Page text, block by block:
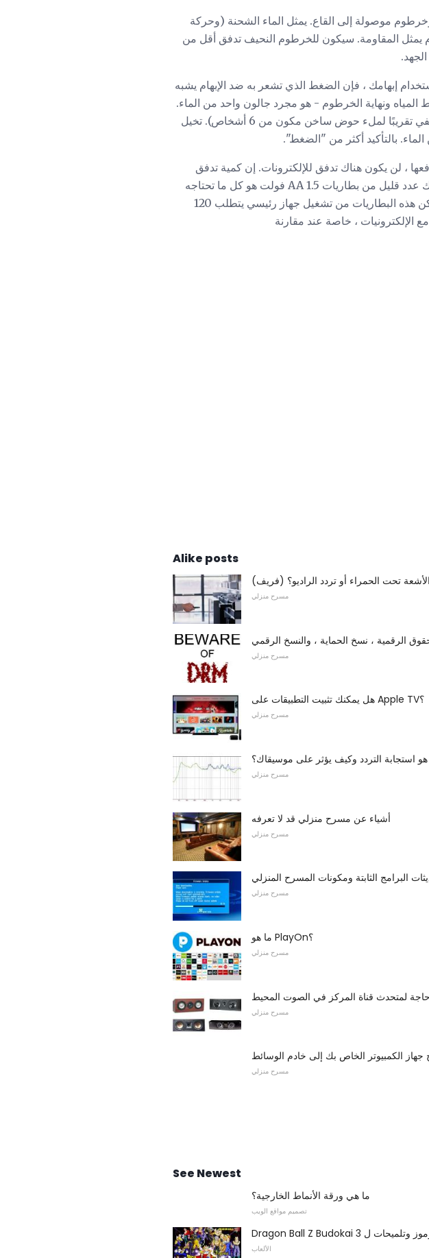
موصولة إلى القاع. يمثل الماء الشحنة (وحركة
يمثل المقاومة. سيكون للخرطوم النحيف تدفق أقل من
إبهامك ، فإن الضغط الذي تشعر به ضد الإبهام يشبه
ونهاية الخرطوم - هو مجرد جالون واحد من الماء.
الآن لنفترض أنك وجدت دلوًا كبيرًا بما يكفي ليملأ 450 جالونًا من الماء (يكفي تقريبًا لملء حوض ساخن مكون من 6 أشخاص). تخيل
بالتأكيد أكثر من "الضغط".
، لن يكون هناك تدفق للإلكترونات. إن كمية تدفق
الإلكترون الناتجة عن الجهد مهمة بالنسبة للعمل الذي يجب القيام به. وهناك عدد قليل من بطاريات AA 1.5 فولت هو كل ما تحتاجه
من أجل تشغيل لعبة صغيرة يتم التحكم فيها عن بعد. لكنك لا تتوقع أن تتمكن هذه البطاريات من تشغيل جهاز رئيسي يتطلب 120
، خاصة عند مقارنة
Alike posts
تحت الحمراء أو تردد الراديو؟ (فريف)
مسرح منزلي
الرقمية ، نسخ الحماية ، والنسخ الرقمي
مسرح منزلي
هل يمكنك تثبيت التطبيقات على Apple TV؟
مسرح منزلي
هو استجابة التردد وكيف يؤثر على موسيقاك؟
مسرح منزلي
أشياء عن مسرح منزلي قد لا تعرفه
مسرح منزلي
البرامج الثابتة ومكونات المسرح المنزلي
مسرح منزلي
ما هو PlayOn؟
مسرح منزلي
حاجة لمتحدث قناة المركز في الصوت المحيط
مسرح منزلي
جهاز الكمبيوتر الخاص بك إلى خادم الوسائط
مسرح منزلي
See Newest
ما هي ورقة الأنماط الخارجية؟
تصميم مواقع الويب
الألعاب